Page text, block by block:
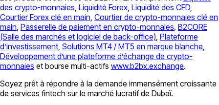
des crypto-monnaies, Liquidité Forex, Liquidité des CFD,
Courtier Forex clé en main, Courtier de crypto-monnaies clé en
main, Passerelle de paiement en crypto-monnaies, B2CORE
(Salle des marchés et logiciel de back-office), Plateforme
d’investissement, Solutions MT4 / MT5 en marque blanche,
Développement d’une plateforme d’échange de crypto-
monnaies et bourse multi-actifs www.b2bx.exchange.
Soyez prêt à répondre à la demande immensément croissante
de services fintech sur le marché lucratif de Dubaï.